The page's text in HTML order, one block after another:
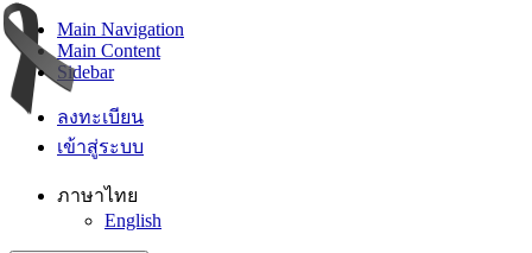
Main Navigation
Main Content
Sidebar
ลงทะเบียน
เข้าสู่ระบบ
ภาษาไทย
English